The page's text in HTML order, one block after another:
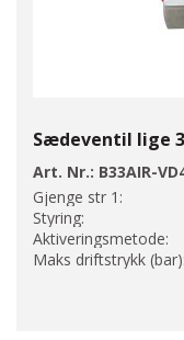
Sædeventil lige
Art. Nr.: B33AIR-
Gjenge str 1:
Styring:
Aktiveringsmetode:
Maks driftstrykk (bar):